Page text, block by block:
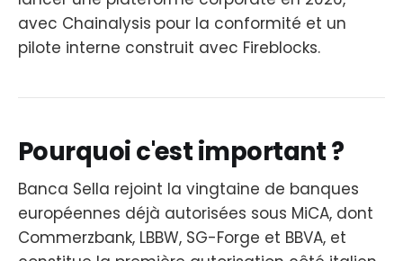
avec Chainalysis pour la conformité et un
pilote interne construit avec Fireblocks.
Pourquoi c'est important ?
Banca Sella rejoint la vingtaine de banques
européennes déjà autorisées sous MiCA, dont
Commerzbank, LBBW, SG-Forge et BBVA, et